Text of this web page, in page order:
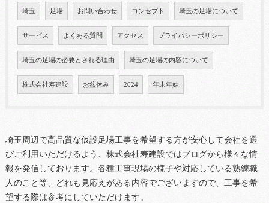
埼玉 足場 お問い合わせ コンセプト 埼玉の足場について
サービス よくある質問 アクセス プライバシーポリシー
埼玉の足場の必要とされる理由 埼玉の足場の内容について
株式会社寿建設 お盆休み 2024 年末年始
埼玉周辺で高品質な仮設足場工事を希望する方が安心して会社を選
びご利用いただけるよう、株式会社寿建設ではブログから様々な情
報を発信しております。各種工事現場の様子や対応している熟練職
人のこと等、どれも見応えがある内容でございますので、工事を希
望する際は参考にしていただけます。